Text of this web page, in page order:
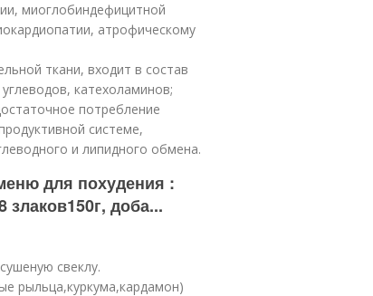
миоглобиндефицитной
атрофическому
ткани, входит в состав
катехоламинов;
потребление
системе,
и липидного обмена.
для похудения :
доба...
свеклу.
рыльца,куркума,кардамон)